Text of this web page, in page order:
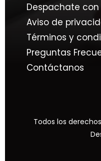
Despachate
Aviso de
Términos y
Preguntas
Contáctanos
Todos los